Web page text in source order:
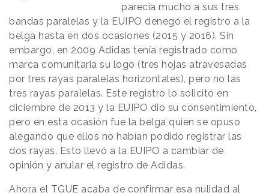
parecía mucho a sus tres
bandas paralelas y la EUIPO denegó el registro a la
belga hasta en dos ocasiones (2015 y 2016). Sin
embargo, en 2009 Adidas tenía registrado como
marca comunitaria su logo (tres hojas atravesadas
por tres rayas paralelas horizontales), pero no las
tres rayas paralelas. Este registro lo solicitó en
diciembre de 2013 y la EUIPO dio su consentimiento,
pero en esta ocasión fue la belga quien se opuso
alegando que ellos no habían podido registrar las
dos rayas. Esto llevó a la EUIPO a cambiar de
opinión y anular el registro de Adidas.
Ahora el TGUE acaba de confirmar esa nulidad al